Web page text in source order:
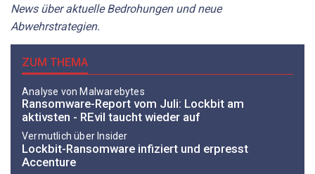
News über aktuelle Bedrohungen und neue
Abwehrstrategien.
ZUM THEMA
Analyse von Malwarebytes
Ransomware-Report vom Juli: Lockbit am
aktivsten - REvil taucht wieder auf
Vermutlich über Insider
Lockbit-Ransomware infiziert und erpresst
Accenture